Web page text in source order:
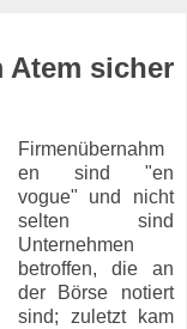
Atem sicher
Firmenübernahm
en sind "en
vogue" und nicht
selten sind
Unternehmen
betroffen, die an
der Börse notiert
sind; zuletzt kam